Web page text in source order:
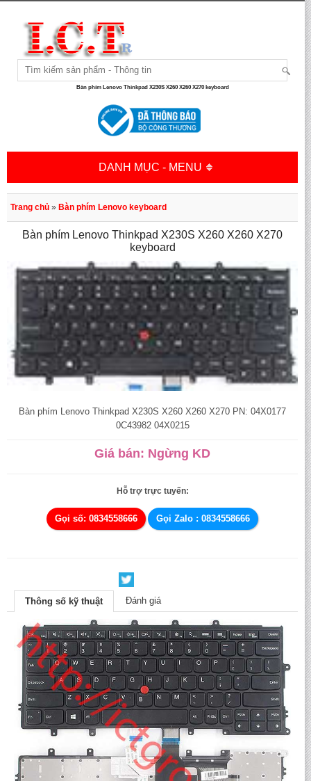
Bàn phím Lenovo Thinkpad X230S X260 X260 X270 keyboard
DANH MỤC - MENU
Trang chủ » Bàn phím Lenovo keyboard
Bàn phím Lenovo Thinkpad X230S X260 X260 X270
keyboard
Bàn phím Lenovo Thinkpad X230S X260 X260 X270 PN: 04X0177
0C43982 04X0215
Giá bán: Ngừng KD
Hỗ trợ trực tuyến:
Gọi số: 0834558666 Gọi Zalo : 0834558666
Thông số kỹ thuật Đánh giá